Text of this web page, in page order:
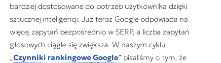
bardziej dostosowane do potrzeb użytkownika dzięki
sztucznej inteligencji. Już teraz Google odpowiada na
więcej zapytań bezpośrednio w SERP, a liczba zapytań
głosowych ciągle się zwiększa. W naszym cyklu
„Czynniki rankingowe Google” pisaliśmy o tym, że